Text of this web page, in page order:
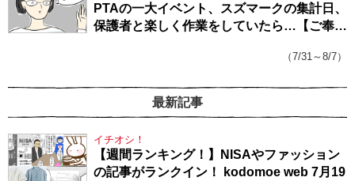
PTAの一大イベント、スズマークの集計日、
保護者と楽しく作業をしていたら…【ご奉仕
（7/31～8/7）
最新記事
イチオシ！
【週間ランキング！】NISAやファッション
の記事がランクイン！ kodomoe web 7月19